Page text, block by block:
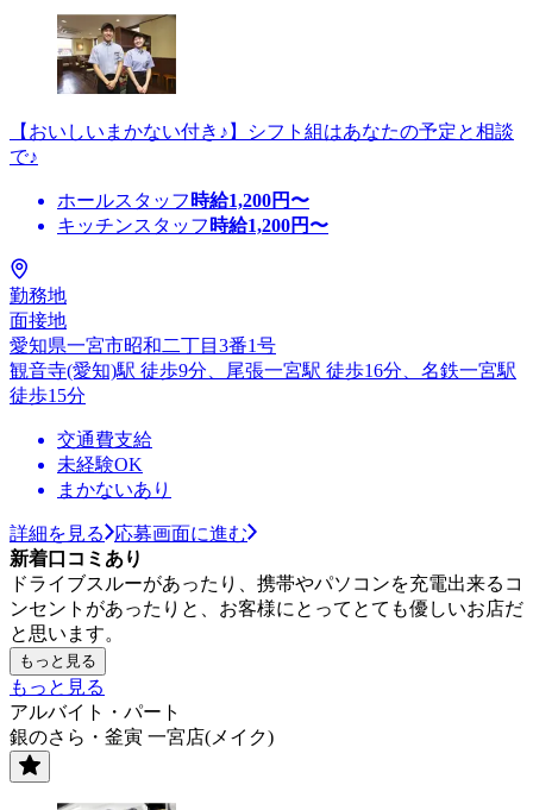
【おいしいまかない付き♪】シフト組はあなたの予定と相談
で♪
ホールスタッフ 時給1,200円〜
キッチンスタッフ 時給1,200円〜
勤務地
面接地
愛知県一宮市昭和二丁目3番1号
観音寺(愛知)駅 徒歩9分、尾張一宮駅 徒歩16分、名鉄一宮駅
徒歩15分
交通費支給
未経験OK
まかないあり
詳細を見る
応募画面に進む
新着口コミあり
ドライブスルーがあったり、携帯やパソコンを充電出来るコ
ンセントがあったりと、お客様にとってとても優しいお店だ
と思います。
もっと見る
もっと見る
アルバイト・パート
銀のさら・釜寅 一宮店(メイク)